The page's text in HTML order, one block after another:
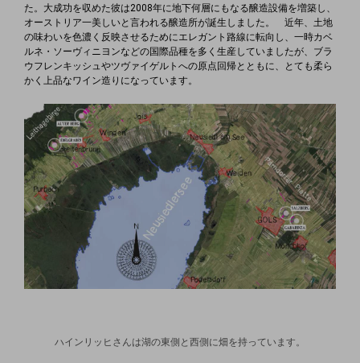
た。大成功を収めた彼は2008年に地下何層にもなる醸造設備を増築し、
オーストリア一美しいと言われる醸造所が誕生しました。 近年、土地
の味わいを色濃く反映させるためにエレガント路線に転向し、一時カベ
ルネ・ソーヴィニヨンなどの国際品種を多く生産していましたが、ブラ
ウフレンキッシュやツヴァイゲルトへの原点回帰とともに、とても柔ら
かく上品なワイン造りになっています。
ハインリッヒさんは湖の東側と西側に畑を持っています。